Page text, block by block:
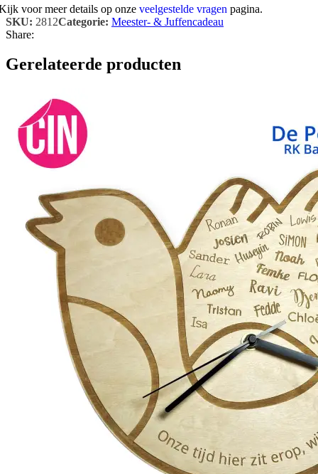
voor meer details op onze veelgestelde vragen pagina.
SKU: 2812Categorie: Meester- & Juffencadeau
Share:
Gerelateerde producten